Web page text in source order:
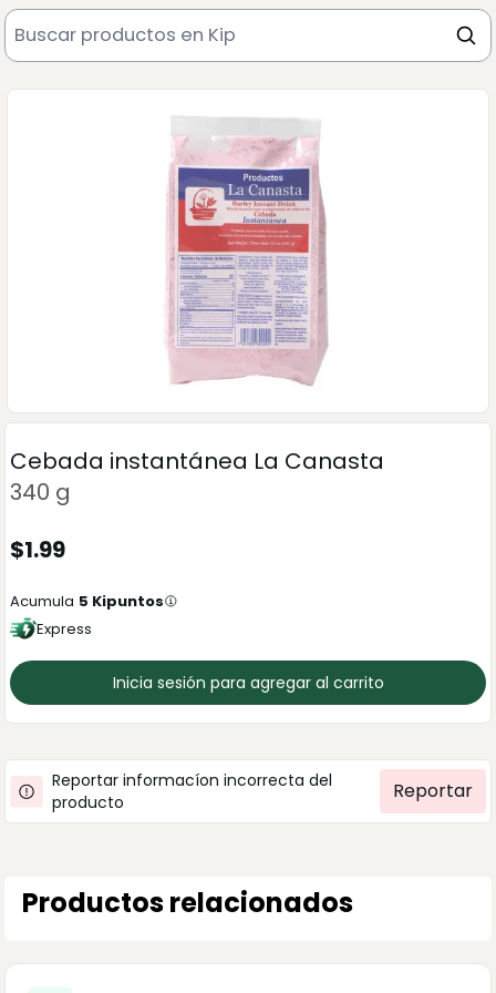
Cebada instantánea La Canasta
340 g
$1.99
Acumula 5 Kipuntos
Express
Inicia sesión para agregar al carrito
Reportar informacíon incorrecta del
producto
Reportar
Productos relacionados